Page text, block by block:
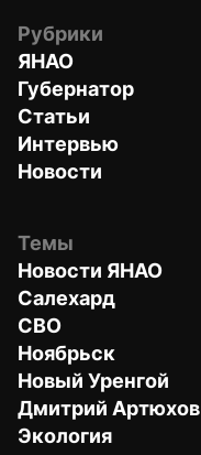
Рубрики
ЯНАО
Губернатор
Статьи
Интервью
Новости
Темы
Новости ЯНАО
Салехард
СВО
Ноябрьск
Новый Уренгой
Дмитрий Артюхов
Экология